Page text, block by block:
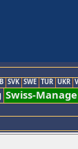
SVK SWE TUR UKR
Swiss-